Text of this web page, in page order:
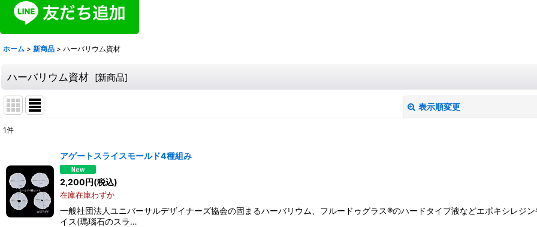
ホーム > 新商品 > ハーバリウム資材
ハーバリウム資材 [新商品]
表示順変更
並び順:
絞り込む
1件
アゲートスライスモールド4種組み
2,200円(税込)
在庫在庫わずか
一般社団法人ユニバーサルデザイナーズ協会の固まるハーバリウム、フルードゥグラス®のハードタイプ液などエポキシレ
イス(瑪瑙石のスラ…